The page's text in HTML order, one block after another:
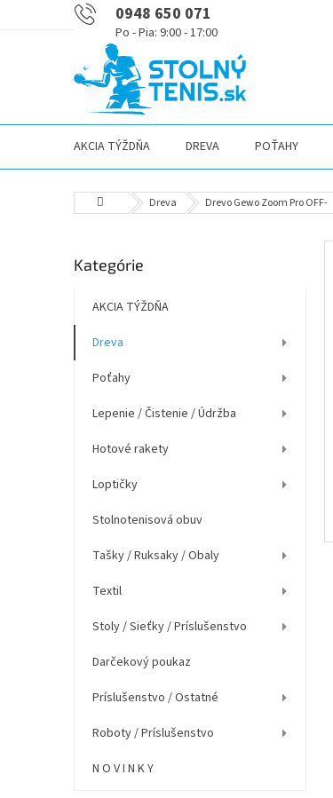
0948 650 071
AKCIA TÝŽDŇA DREVA POŤAHY
DomovDreva Drevo Gewo Zoom Pro OFF-
o
ý
a
Preskočiť
Kategórie
AKCIA TÝŽDŇA
Dreva
Poťahy
Lepenie / Čistenie / Údržba
Hotové rakety
Loptičky
Stolnotenisová obuv
Tašky / Ruksaky / Obaly
Textil
Stoly / Sieťky / Príslušenstvo
Darčekový poukaz
Príslušenstvo / Ostatné
Roboty / Príslušenstvo
N O V I N K Y